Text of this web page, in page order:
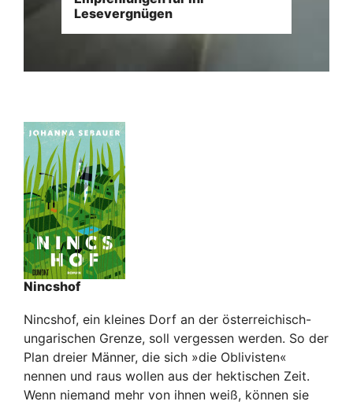
Lesevergnügen
Nincshof
Nincshof, ein kleines Dorf an der österreichisch-
ungarischen Grenze, soll vergessen werden. So der
Plan dreier Männer, die sich »die Oblivisten«
nennen und raus wollen aus der hektischen Zeit.
Wenn niemand mehr von ihnen weiß, können sie